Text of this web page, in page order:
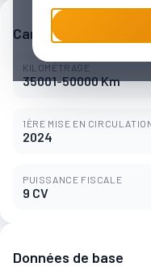
Caractéristiques
KILOMÉTRAGE
35001-50000 Km
1ÈRE MISE EN
2024
PUISSANCE FISCALE
9 CV
Données de base